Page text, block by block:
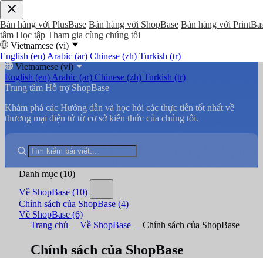
Bán hàng với PlusBase Bán hàng với ShopBase Bán hàng với
tâm Học tập Tham gia cùng chúng tôi
Vietnamese (vi)
English (en) Arabic (ar) Chinese (zh) Turkish (tr)
Vietnamese (vi)
English (en) Arabic (ar) Chinese (zh) Turkish (tr)
Trung tâm Hỗ trợ ShopBase
Khám phá các Hướng dẫn và học hỏi các thực tiễn tốt nhất về
thương mại điện tử từ cơ sở kiến thức của chúng tôi.
Danh mục (10)
Về ShopBase (10)
Chính sách của ShopBase (4)
Về ShopBase (6)
Trang chủ
Về ShopBase Chính sách của ShopBase
Chính sách của ShopBase